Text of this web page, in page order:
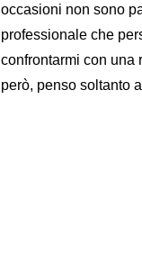
occasioni non sono
professionale che
confrontarmi con una
però, penso soltanto